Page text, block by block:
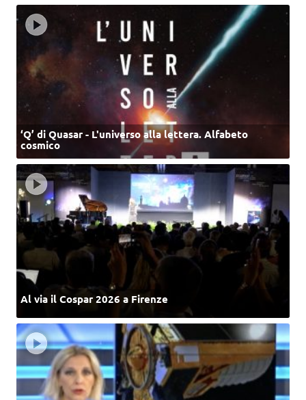
‘Q’ di Quasar - L'universo alla lettera. Alfabeto
cosmico
Al via il Cospar 2026 a Firenze